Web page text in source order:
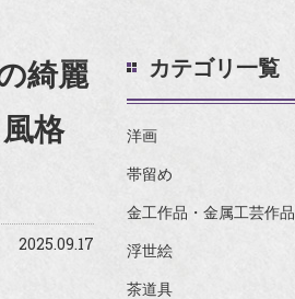
綺麗
格
2025.09.17
カテゴリ一覧
洋画
帯留め
金工作品・金属工芸作品
浮世絵
茶道具